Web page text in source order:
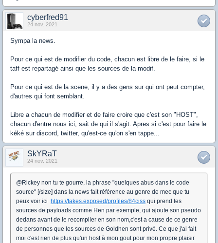
cyberfred91
24 nov. 2021
Sympa la news.
Pour ce qui est de modifier du code, chacun est libre de le faire, si le
taff est repartagé ainsi que les sources de la modif.
Pour ce qui est de la scene, il y a des gens sur qui ont peut compter,
d'autres qui font semblant.
Libre a chacun de modifier et de faire croire que c'est son "HOST",
chacun d'entre nous ici, sait de qui il s'agit. Apres si c'est pour faire le
kéké sur discord, twitter, qu'est-ce qu'on s'en tappe...
SkYRaT
24 nov. 2021
@Rickey non tu te gourre, la phrase "quelques abus dans le code
source" [/size] dans la news fait référence au genre de mec que tu
peux voir ici https://fakes.exposed/profiles/84ciss qui prend les
sources de payloads comme Hen par exemple, qui ajoute son pseudo
dedans avant de le recompiler en son nom,c'est a cause de ce genre
de personnes que les sources de Goldhen sont privé. Ce que j'ai fait
moi c'est rien de plus qu'un host à mon gout pour mon propre plaisir